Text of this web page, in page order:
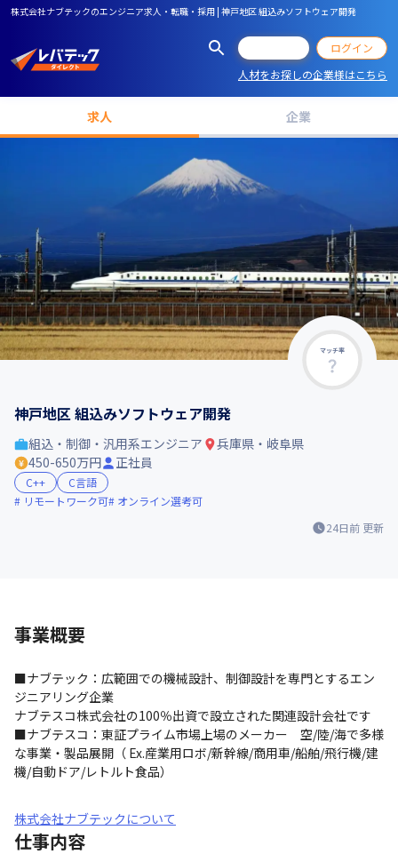
株式会社ナブテックのエンジニア求人・転職・採用 | 神戸地区 組込みソフトウェア開発
ログイン
人材をお探しの企業様はこちら
求人 企業
マッチ率
神戸地区 組込みソフトウェア開発
24日前 更新
組込・制御・汎用系エンジニア
兵庫県・岐阜県
450-650万円
正社員
C++
C言語
リモートワーク可
オンライン選考可
事業概要
■ナブテック：広範囲での機械設計、制御設計を専門とするエン
ジニアリング企業
ナブテスコ株式会社の100％出資で設立された関連設計会社です
■ナブテスコ：東証プライム市場上場のメーカー　空/陸/海で多様
な事業・製品展開（ Ex.産業用ロボ/新幹線/商用車/船舶/飛行機/建
機/自動ドア/レトルト食品）
株式会社ナブテックについて
仕事内容